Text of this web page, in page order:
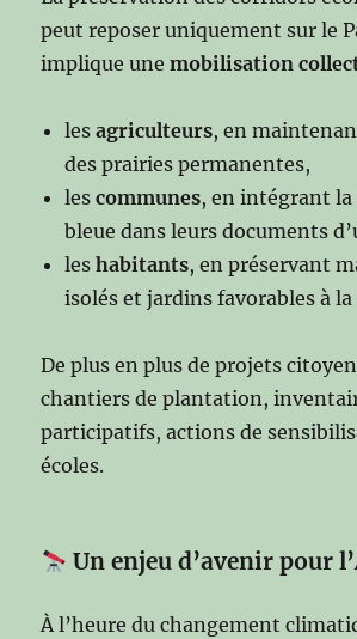
peut reposer uniquement sur le
implique unemobilisation
lesagriculteurs, en
des prairies permanentes,
lescommunes, en intégrant
bleue dans leurs documents
leshabitants, en préservant
isolés et jardins favorables à
De plus en plus de projets
chantiers de plantation,
participatifs, actions de
écoles.
Un enjeu d’avenir pour
À l’heure du changement